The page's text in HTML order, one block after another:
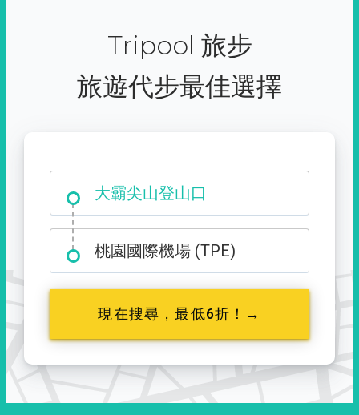
Tripool 旅步
旅遊代步最佳選擇
大霸尖山登山口
桃園國際機場 (TPE)
現在搜尋，最低6折！→